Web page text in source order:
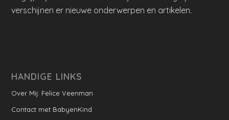
verschijnen er nieuwe onderwerpen en artikelen.
HANDIGE LINKS
Over Mij: Felice Veenman
Contact met BabyenKind